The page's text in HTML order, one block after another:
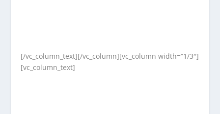
[/vc_column_text][/vc_column][vc_column width=“1/3″]
[vc_column_text]